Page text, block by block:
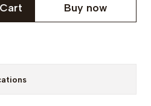
Buy now